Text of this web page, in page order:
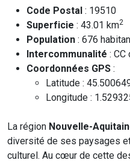
Code Postal : 19510
Superficie : 43.01 km2
Population : 676
Intercommunalité :
Coordonnées GPS :
Latitude :
Longitude :
La région Nouvelle-
diversité de ses paysages
culturel. Au cœur de cette